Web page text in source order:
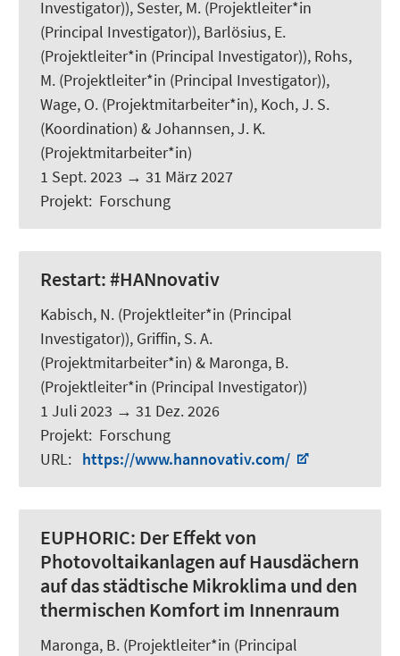
Investigator)), Sester, M. (Projektleiter*in
(Principal Investigator)), Barlösius, E.
(Projektleiter*in (Principal Investigator)), Rohs,
M. (Projektleiter*in (Principal Investigator)),
Wage, O. (Projektmitarbeiter*in), Koch, J. S.
(Koordination) & Johannsen, J. K.
(Projektmitarbeiter*in)
1 Sept. 2023 → 31 März 2027
Projekt: Forschung
Restart: #HANnovativ
Kabisch, N. (Projektleiter*in (Principal
Investigator)), Griffin, S. A.
(Projektmitarbeiter*in) & Maronga, B.
(Projektleiter*in (Principal Investigator))
1 Juli 2023 → 31 Dez. 2026
Projekt: Forschung
URL: https://www.hannovativ.com/
EUPHORIC: Der Effekt von
Photovoltaikanlagen auf Hausdächern
auf das städtische Mikroklima und den
thermischen Komfort im Innenraum
Maronga, B. (Projektleiter*in (Principal